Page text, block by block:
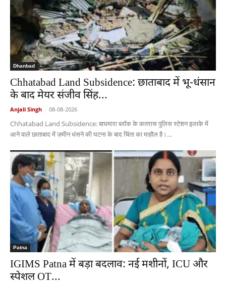
Dhanbad
Chhatabad Land Subsidence: छाताबाद में भू-धंसान
के बाद मेयर संजीव सिंह...
Anjali Singh - 08-08-2026
Chhatabad Land Subsidence: बाघमारा ब्लॉक के कतरास पुलिस स्टेशन इलाके में
आने वाले छाताबाद में ज़मीन धंसने की घटना के बाद चिंता का माहौल है।...
Patna
IGIMS Patna में बड़ा बदलाव: नई मशीनों, ICU और
स्पेशल OT...